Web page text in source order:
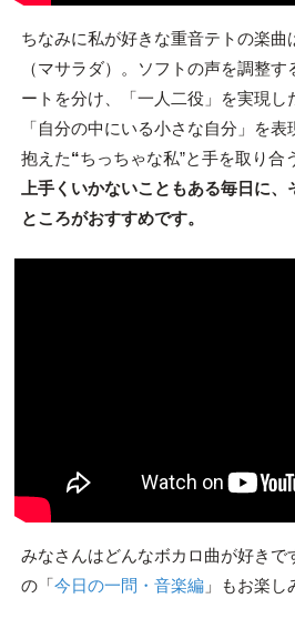
ちなみに私が好きな重音テトの楽曲
（マサラダ）。ソフトの声を調整
ートを分け、「一人二役」を実現し
「自分の中にいる小さな自分」を
抱えた“ちっちゃな私”と手を取り合
上手くいかないこともある毎日に
ところがおすすめです。
みなさんはどんなボカロ曲が好き
の「今日の一問・音楽編」もお楽し